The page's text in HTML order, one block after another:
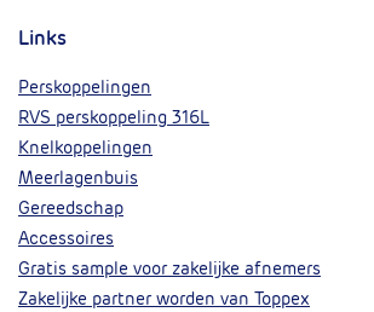
Links
Perskoppelingen
RVS perskoppeling 316L
Knelkoppelingen
Meerlagenbuis
Gereedschap
Accessoires
Gratis sample voor zakelijke afnemers
Zakelijke partner worden van Toppex